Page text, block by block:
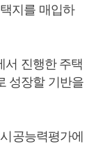
지를 매입하
서 진행한 주택
성장할 기반을
공능력평가에